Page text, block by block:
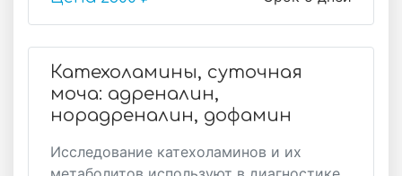
Катехоламины, суточная
моча: адреналин,
норадреналин, дофамин
Исследование катехоламинов и их